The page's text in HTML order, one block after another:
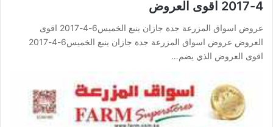
4-2017 اقوى العروض
عروض اسواق المزرعة جدة جازان ينبع الخميس6-4-2017 اقوى
العروض عروض اسواق المزرعة جدة جازان ينبع الخميس6-4-2017
اقوى العروض الذي يضم…